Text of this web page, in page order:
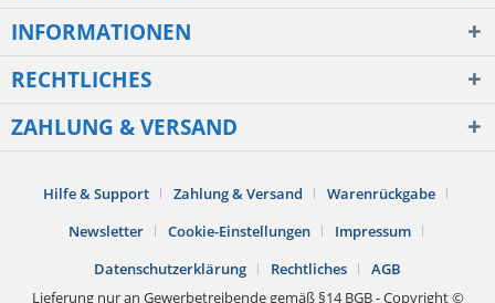
INFORMATIONEN
RECHTLICHES
ZAHLUNG & VERSAND
Hilfe & Support Zahlung & Versand
Warenrückgabe
Newsletter
Cookie-Einstellungen
Impressum
Datenschutzerklärung
Rechtliches
AGB
Lieferung nur an Gewerbetreibende gemäß §14 BGB - Copyright ©